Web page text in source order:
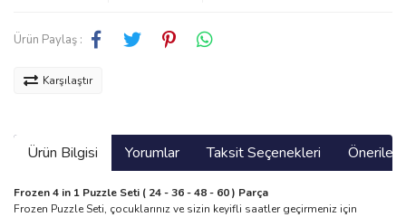
Ürün Paylaş :
Karşılaştır
Ürün Bilgisi Yorumlar Taksit Seçenekleri
Frozen 4 in 1 Puzzle Seti ( 24 - 36 - 48 - 60 ) Parça
Frozen Puzzle Seti, çocuklarınız ve sizin keyifli saatler geçirmeniz için